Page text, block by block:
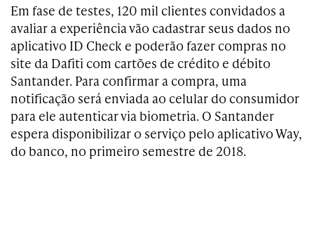
Em fase de testes, 120 mil clientes convidados a
avaliar a experiência vão cadastrar seus dados no
aplicativo ID Check e poderão fazer compras no
site da Dafiti com cartões de crédito e débito
Santander. Para confirmar a compra, uma
notificação será enviada ao celular do consumidor
para ele autenticar via biometria. O Santander
espera disponibilizar o serviço pelo aplicativo Way,
do banco, no primeiro semestre de 2018.